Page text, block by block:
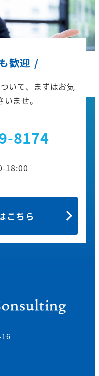
歓迎 /
いて、
まずはお気
ませ。
8174
18:00
こちら
16